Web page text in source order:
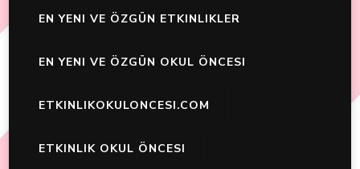
EN YENI VE ÖZGÜN ETKINLIKLER
EN YENI VE ÖZGÜN OKUL ÖNCESI
ETKINLIKOKULONCESI.COM
ETKINLIK OKUL ÖNCESI